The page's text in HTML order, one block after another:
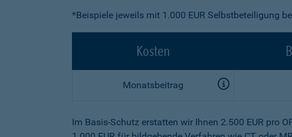
*Beispiele jeweils mit 1.000 EUR Selbstbeteiligung
Kosten
Monatsbeitrag
Im Basis-Schutz erstatten wir Ihnen 2.500 EUR pro